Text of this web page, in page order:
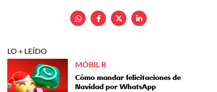
LO + LEÍDO
MÓBIL R
Cómo mandar felicitaciones de
Navidad por WhatsApp